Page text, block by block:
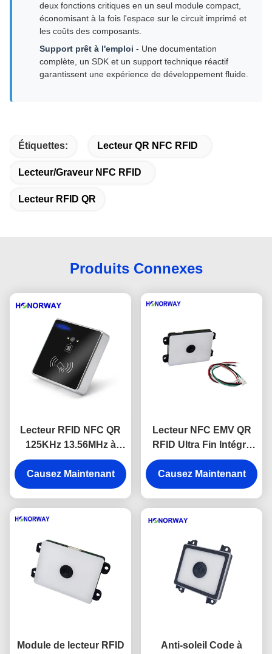
deux fonctions critiques en un seul module compact,
économisant à la fois l'espace sur le circuit imprimé et
les coûts des composants.
Support prêt à l'emploi - Une documentation
complète, un SDK et un support technique réactif
garantissent une expérience de développement fluide.
Étiquettes: Lecteur QR NFC RFID
Lecteur/Graveur NFC RFID
Lecteur RFID QR
Produits Connexes
Lecteur RFID NFC QR
125KHz 13.56MHz à
montage fixe pour
contrôle d'accès
moderne
Causez Maintenant
Lecteur NFC EMV QR
RFID Ultra Fin Intégré
pour Paiement Mobile et
Contrôle d'Accès
Causez Maintenant
Module de lecteur RFID
Anti-soleil Code à